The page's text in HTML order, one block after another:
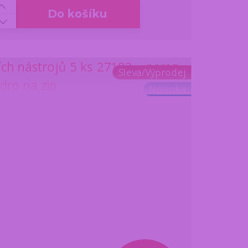
Do košíku
Sleva/Výprodej